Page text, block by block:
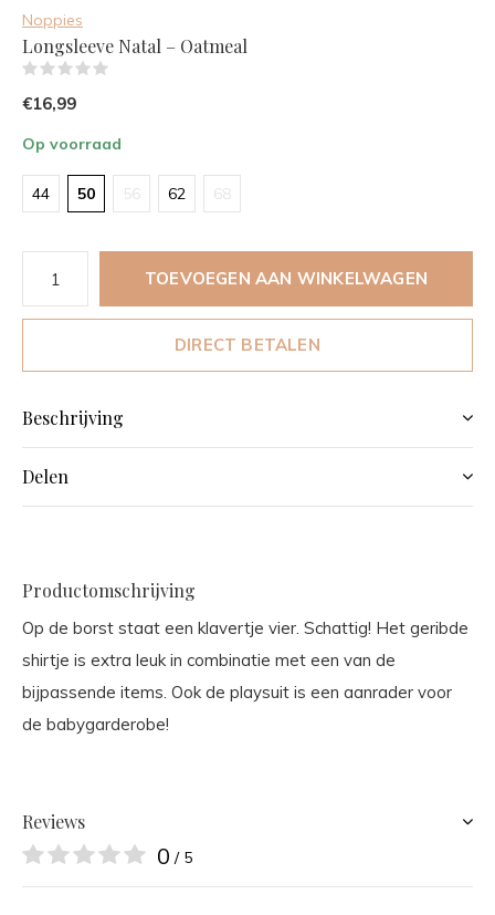
Noppies
Longsleeve Natal – Oatmeal
€16,99
Op voorraad
44 50 56 62 68
TOEVOEGEN AAN WINKELWAGEN
DIRECT BETALEN
Beschrijving
Delen
Productomschrijving
Op de borst staat een klavertje vier. Schattig! Het geribde
shirtje is extra leuk in combinatie met een van de
bijpassende items. Ook de playsuit is een aanrader voor
de babygarderobe!
Reviews
0 / 5